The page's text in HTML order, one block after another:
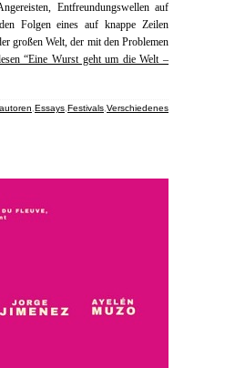
Entfreundungswellen auf
Folgen eines auf knappe Zeilen
großen Welt, der mit den Problemen
“Eine Wurst geht um die Welt –
Essays Festivals Verschiedenes